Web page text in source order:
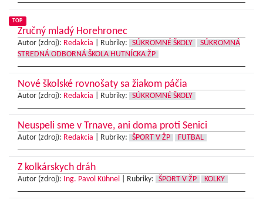
TOP
Zručný mladý Horehronec
Autor (zdroj): Redakcia Rubriky: SÚKROMNÉ ŠKOLY
SÚKROMNÁ
STREDNÁ ODBORNÁ ŠKOLA HUTNÍCKA ŽP
Nové školské rovnošaty sa žiakom páčia
Autor (zdroj): Redakcia Rubriky: SÚKROMNÉ ŠKOLY
Neuspeli sme v Trnave, ani doma proti Senici
Autor (zdroj): Redakcia Rubriky: ŠPORT V ŽP FUTBAL
Z kolkárskych dráh
Autor (zdroj): Ing. Pavol Kühnel Rubriky: ŠPORT V ŽP KOLKY